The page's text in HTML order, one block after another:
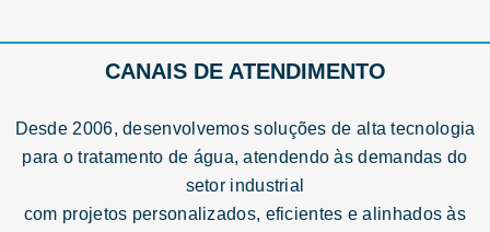
CANAIS DE ATENDIMENTO
Desde 2006, desenvolvemos soluções de alta tecnologia
para o tratamento de água, atendendo às demandas do
setor industrial
com projetos personalizados, eficientes e alinhados às